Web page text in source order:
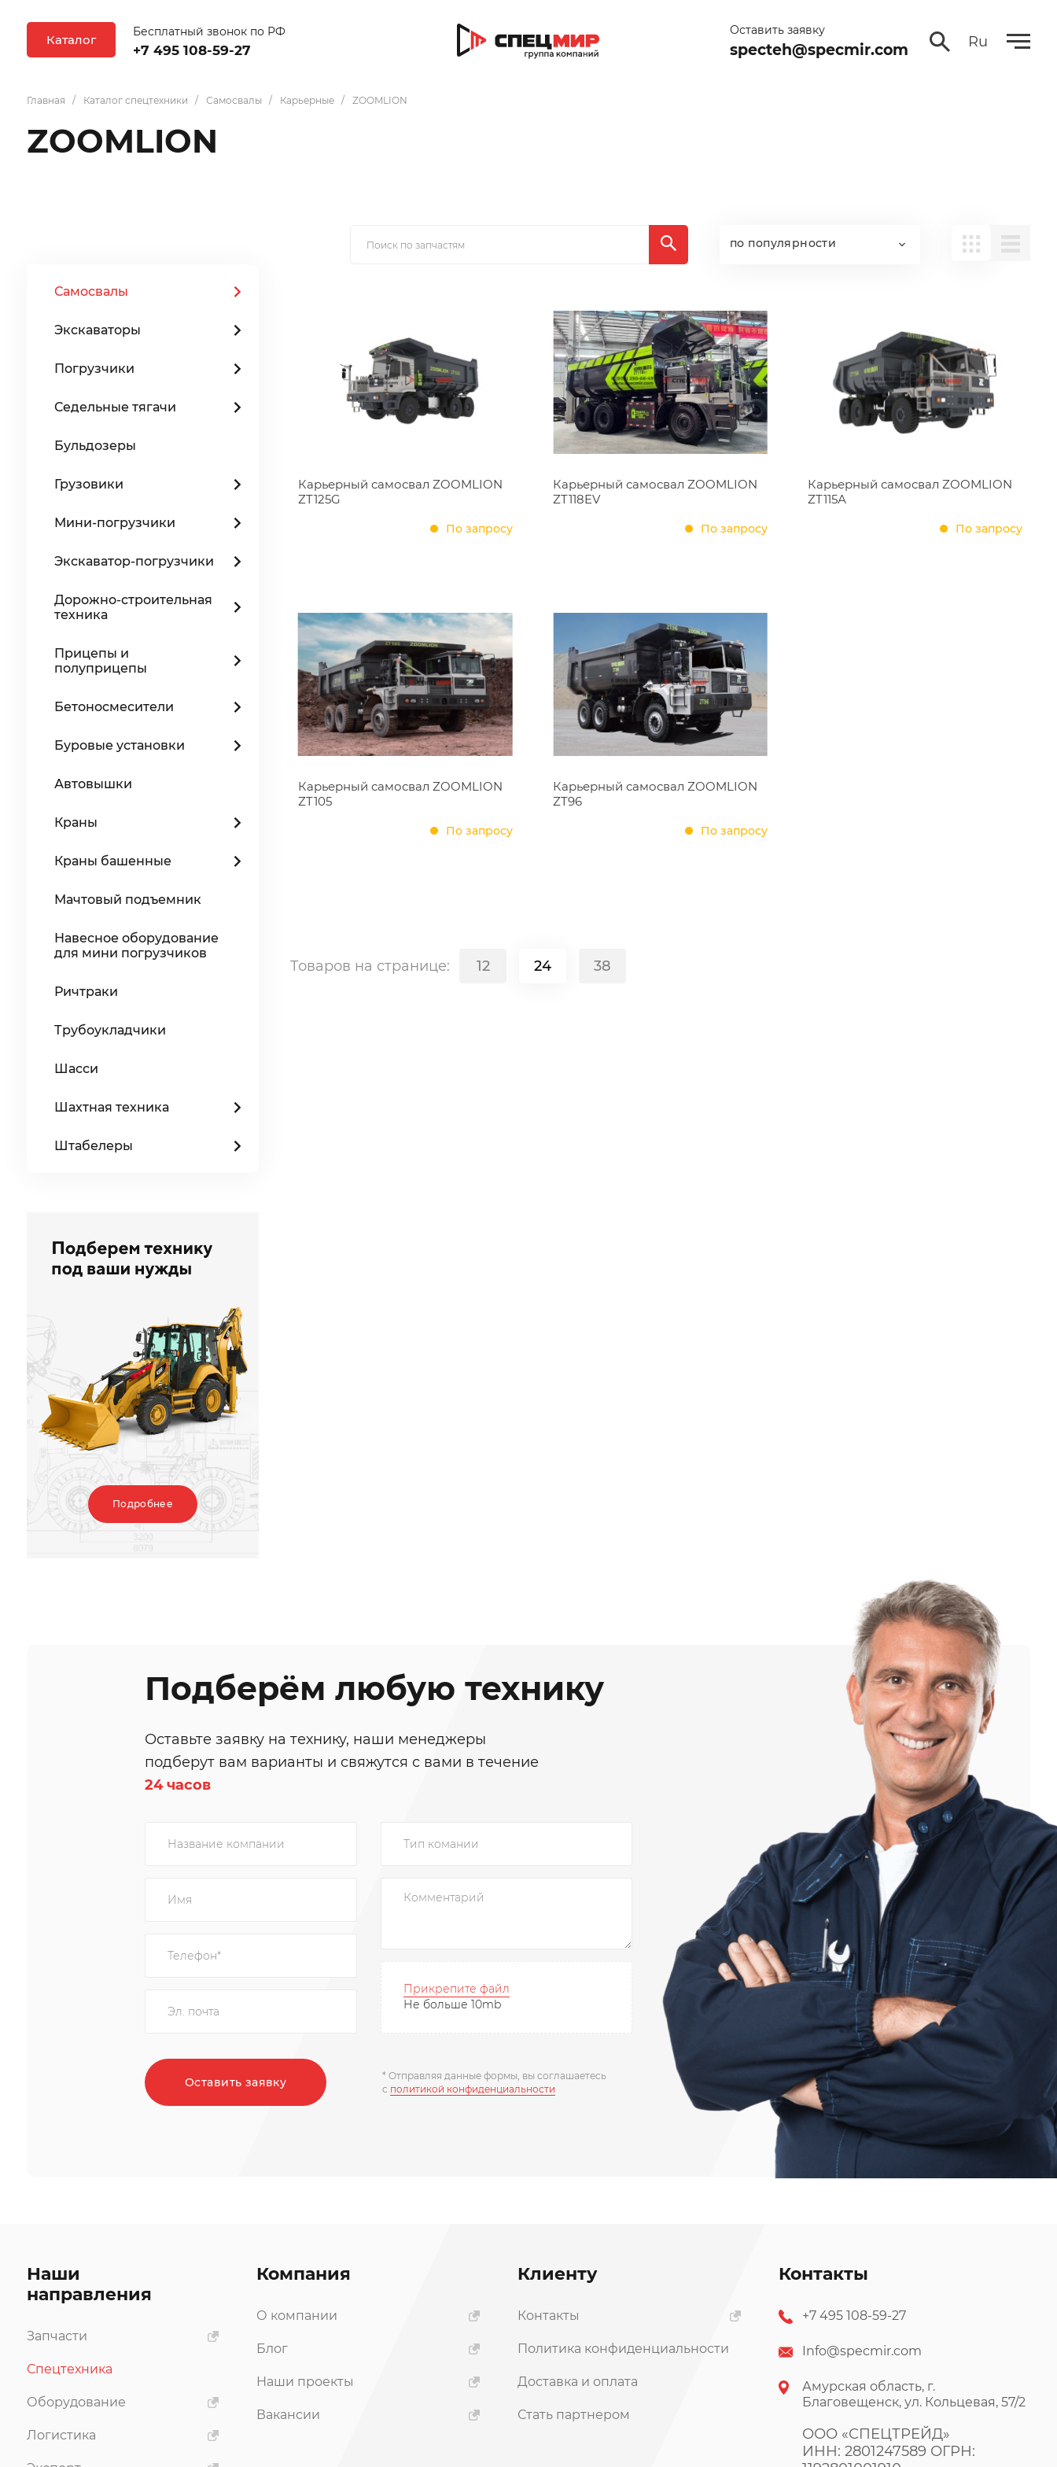
Каталог
Бесплатный звонок по РФ
+7 495 108-59-27
Оставить заявку
specteh@specmir.com Ru
Главная Каталог спецтехники Самосвалы Карьерные ZOOMLION
ZOOMLION
по популярности
Самосвалы
Экскаваторы
Погрузчики
Седельные тягачи
Бульдозеры
Грузовики
Мини-погрузчики
Экскаватор-погрузчики
Дорожно-строительная
техника
Прицепы и
полуприцепы
Бетоносмесители
Буровые установки
Автовышки
Краны
Краны башенные
Мачтовый подъемник
Навесное оборудование
для мини погрузчиков
Ричтраки
Трубоукладчики
Шасси
Шахтная техника
Штабелеры
Подробнее
Карьерный самосвал ZOOMLION
ZT125G
По запросу
Карьерный самосвал ZOOMLION
ZT118EV
По запросу
Карьерный самосвал ZOOMLION
ZT115А
По запросу
Карьерный самосвал ZOOMLION
ZT105
По запросу
Карьерный самосвал ZOOMLION
ZT96
По запросу
Товаров на странице: 12 24 38
Подберём любую технику
Оставьте заявку на технику, наши менеджеры
подберут вам варианты и свяжутся с вами в течение
24 часов
Прикрепите файл
Не больше 10mb
Оставить заявку
* Отправляя данные формы, вы соглашаетесь
c политикой конфиденциальности
Наши
направления
Запчасти
Спецтехника
Оборудование
Логистика
Компания
О компании
Блог
Наши проекты
Вакансии
Клиенту
Контакты
Политика конфиденциальности
Доставка и оплата
Стать партнером
Контакты
+7 495 108-59-27
Info@specmir.com
Амурская область, г.
Благовещенск, ул. Кольцевая, 57/2
ООО «СПЕЦТРЕЙД»
ИНН: 2801247589 ОГРН: